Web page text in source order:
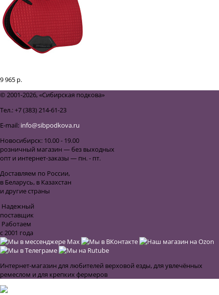
9 965 р.
© 2001-2026, «Сибирская подкова»
Тел.: +7 (383) 214-61-23
E-mail: info@sibpodkova.ru
Новосибирск: 10.00 - 19.00
розничный магазин — без выходных
опт и интернет-заказы — пн. - пт.
Доставляем по России,
в Беларусь, в Казахстан
и другие страны
Надежный
поставщик
Работаем
с 2001 года
Интернет-магазин для любителей верховой езды, для увлечённых
ремеслом и для крепких фермеров